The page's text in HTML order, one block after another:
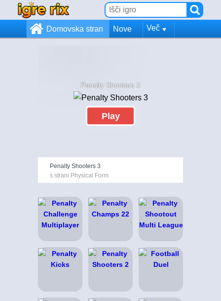
Domovska stran Nove Več
Penalty Shooters 3
Play
Penalty Shooters 3
s strani Physical Form